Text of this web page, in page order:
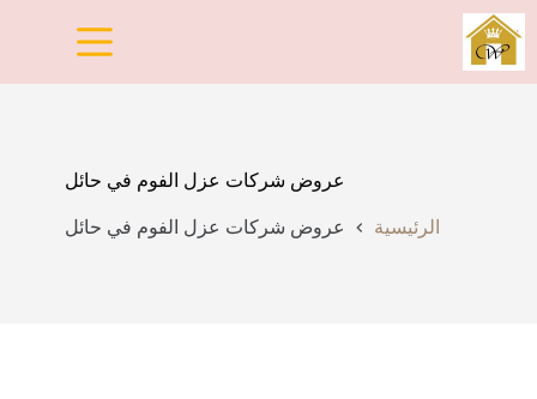
التجاوز
إلى
المحتوى
عروض شركات عزل الفوم في حائل
الرئيسية عروض شركات عزل الفوم في حائل